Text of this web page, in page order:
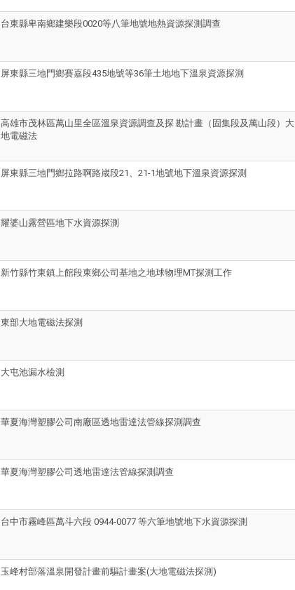
台東縣卑南鄉建樂段0020等八筆地號地熱資源探測調查
屏東縣三地門鄉賽嘉段435地號等36筆土地地下溫泉資源探測
高雄市茂林區萬山里全區溫泉資源調查及探 勘計畫（固集段及萬山段）大
地電磁法
屏東縣三地門鄉拉路啊路嵅段21、21-1地號地下溫泉資源探測
耀婆山露營區地下水資源探測
新竹縣竹東鎮上館段東鄉公司基地之地球物理MT探測工作
東部大地電磁法探測
大屯池漏水檢測
華夏海灣塑膠公司南廠區透地雷達法管線探測調查
華夏海灣塑膠公司透地雷達法管線探測調查
台中市霧峰區萬斗六段 0944-0077 等六筆地號地下水資源探測
玉峰村部落溫泉開發計畫前驅計畫案(大地電磁法探測)